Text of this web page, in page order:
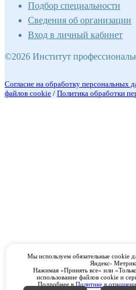
Подбор специальности
Сведения об организации
Вход в личный кабинет
©2026 Институт
Согласие на обработку персональных
файлов cookie / Политика обработки
Мы используем обязательные cookie
Яндекс-
Нажимая «Принять все» или
использование файлов cookie и
Подробнее в Политике в